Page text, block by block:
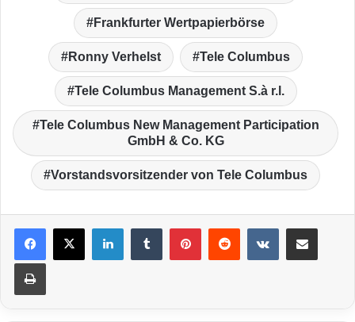
Frankfurter Wertpapierbörse
Ronny Verhelst Tele Columbus
Tele Columbus Management S.à r.l.
Tele Columbus New Management Participation
GmbH & Co. KG
Vorstandsvorsitzender von Tele Columbus
LinkedIn VKontakte
Drucken